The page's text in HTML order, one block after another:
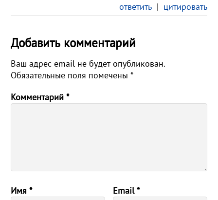
ответить| цитировать
Добавить комментарий
Ваш адрес email не будет опубликован.
Обязательные поля помечены*
Комментарий*
Имя* Email*